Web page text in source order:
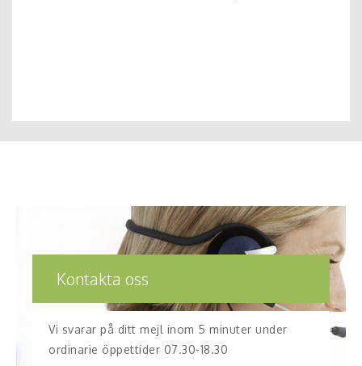
Kontakta oss
Vi svarar på ditt mejl inom 5 minuter under
ordinarie öppettider 07.30-18.30